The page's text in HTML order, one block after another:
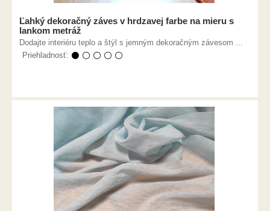
Ľahký dekoračný záves v hrdzavej farbe na mieru s
lankom metráž
Dodajte interiéru teplo a štýl s jemným dekoračným závesom ...
Priehladnosť: ⚫ ⚪ ⚪ ⚪ ⚪